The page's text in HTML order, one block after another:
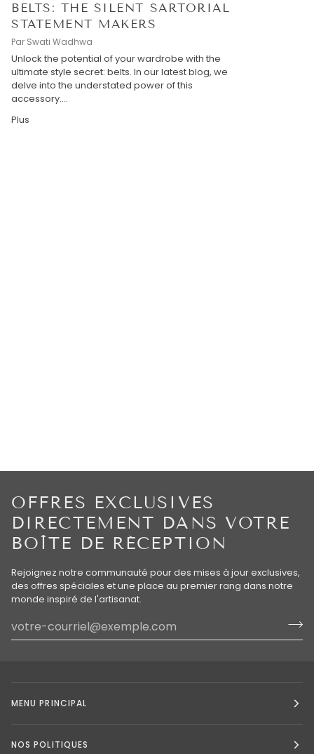
BELTS: THE SILENT SARTORIAL
STATEMENT MAKERS
Par Swati Wadhwa
Unlock the potential of your wardrobe with the
ultimate style secret: belts. In our latest blog, we
delve into the understated power of this
accessory....
Plus
OFFRES EXCLUSIVES
DIRECTEMENT DANS VOTRE
BOÎTE DE RÉCEPTION
Rejoignez notre communauté pour des mises à jour exclusives,
des offres spéciales et une place au premier rang dans notre
monde inspiré de l'artisanat.
MENU PRINCIPAL
NOS POLITIQUES